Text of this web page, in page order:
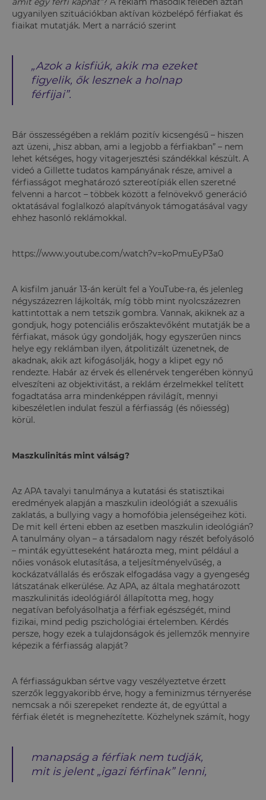
ugyanilyen szituációkban aktívan közbelépő férfiakat és
fiaikat mutatják. Mert a narráció szerint
„Azok a kisfiúk, akik ma ezeket
figyelik, ők lesznek a holnap
férfijai”.
Bár összességében a reklám pozitív kicsengésű – hiszen
azt üzeni, „hisz abban, ami a legjobb a férfiakban” – nem
lehet kétséges, hogy vitagerjesztési szándékkal készült. A
videó a Gillette tudatos kampányának része, amivel a
férfiasságot meghatározó sztereotípiák ellen szeretné
felvenni a harcot – többek között a felnövekvő generáció
oktatásával foglalkozó alapítványok támogatásával vagy
ehhez hasonló reklámokkal.
https://www.youtube.com/watch?v=koPmuEyP3a0
A kisfilm január 13-án került fel a YouTube-ra, és jelenleg
négyszázezren lájkolták, míg több mint nyolcszázezren
kattintottak a nem tetszik gombra. Vannak, akiknek az a
gondjuk, hogy potenciális erőszaktevőként mutatják be a
férfiakat, mások úgy gondolják, hogy egyszerűen nincs
helye egy reklámban ilyen, átpolitizált üzenetnek, de
akadnak, akik azt kifogásolják, hogy a klipet egy nő
rendezte. Habár az érvek és ellenérvek tengerében könnyű
elveszíteni az objektivitást, a reklám érzelmekkel telített
fogadtatása arra mindenképpen rávilágít, mennyi
kibeszéletlen indulat feszül a férfiasság (és nőiesség)
körül.
Maszkulinitás mint válság?
Az APA tavalyi tanulmánya a kutatási és statisztikai
eredmények alapján a maszkulin ideológiát a szexuális
zaklatás, a bullying vagy a homofóbia jelenségeihez köti.
De mit kell érteni ebben az esetben maszkulin ideológián?
A tanulmány olyan – a társadalom nagy részét befolyásoló
– minták együtteseként határozta meg, mint például a
nőies vonások elutasítása, a teljesítményelvűség, a
kockázatvállalás és erőszak elfogadása vagy a gyengeség
látszatának elkerülése. Az APA, az általa meghatározott
maszkulinitás ideológiáról állapította meg, hogy
negatívan befolyásolhatja a férfiak egészségét, mind
fizikai, mind pedig pszichológiai értelemben. Kérdés
persze, hogy ezek a tulajdonságok és jellemzők mennyire
képezik a férfiasság alapját?
A férfiasságukban sértve vagy veszélyeztetve érzett
szerzők leggyakoribb érve, hogy a feminizmus térnyerése
nemcsak a női szerepeket rendezte át, de egyúttal a
férfiak életét is megnehezítette. Közhelynek számít, hogy
manapság a férfiak nem tudják,
mit is jelent „igazi férfinak” lenni,